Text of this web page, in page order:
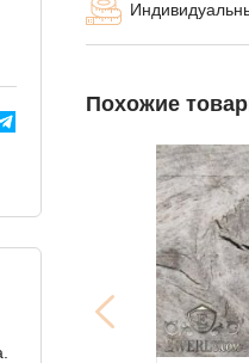
Похожие